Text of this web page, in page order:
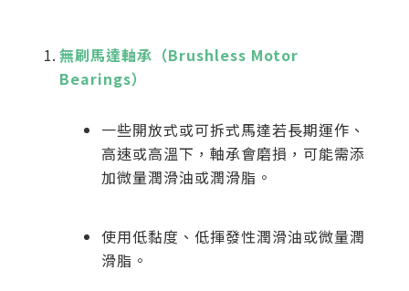
無刷馬達軸承（Brushless Motor
Bearings）
一些開放式或可拆式馬達若長期運作、
高速或高溫下，軸承會磨損，可能需添
加微量潤滑油或潤滑脂。
使用低黏度、低揮發性潤滑油或微量潤
滑脂。